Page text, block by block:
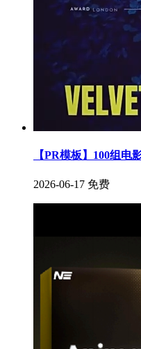
【PR模板】100组电
2026-06-17 免费